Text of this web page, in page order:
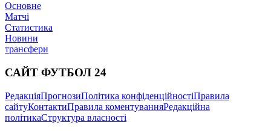
Основне
Матчі
Статистика
Новини
трансфери
САЙТ ФУТБОЛ 24
РедакціяПрогнозиПолітика конфіденційностіПравила
сайтуКонтактиПравила коментуванняРедакційна
політикаСтруктура власності